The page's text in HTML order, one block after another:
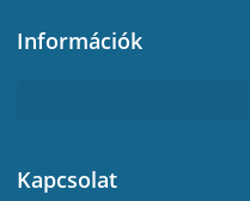
Információk
Kapcsolat